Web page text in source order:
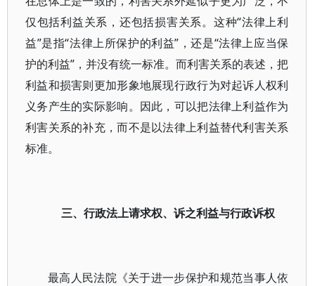
仅包括利益关系，还包括损害关系。这种“法律上利
益”是指“法律上所保护的利益”，还是“法律上应当保
护的利益”，并没有统一标准。而利害关系的表述，把
利益和损害则更加形象地展现行政行为对起诉人权利
义务产生的实际影响。因此，可以把法律上利益作为
利害关系的补充，而不是以法律上利益替代利害关系
标准。
三、行政法上请求权、诉之利益与行政诉权
最高人民法院《关于进一步保护和规范当事人依